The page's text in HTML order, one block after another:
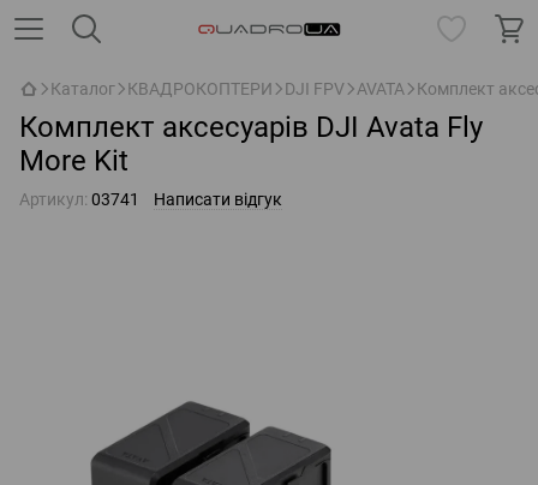
Каталог КВАДРОКОПТЕРИ DJI FPV AVATA Комплект
Комплект аксесуарів DJI Avata Fly
More Kit
Артикул: 03741 Написати відгук